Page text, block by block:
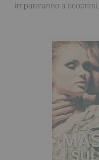
impareranno a scoprirsi.